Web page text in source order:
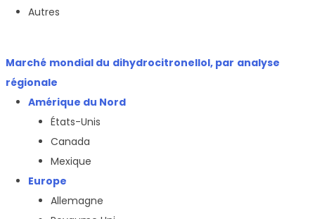
Autres
Marché mondial du dihydrocitronellol, par analyse
régionale
Amérique du Nord
États-Unis
Canada
Mexique
Europe
Allemagne